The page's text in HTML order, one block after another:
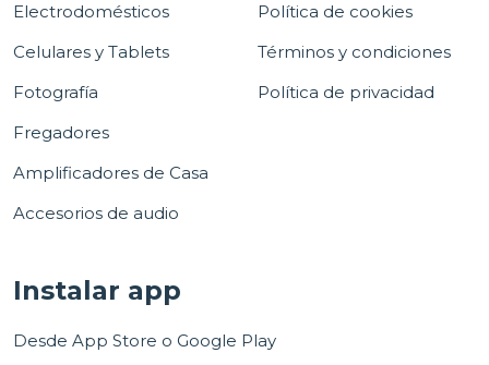
Electrodomésticos
Celulares y Tablets
Fotografía
Fregadores
Amplificadores de Casa
Accesorios de audio
Política de cookies
Términos y condiciones
Política de privacidad
Instalar app
Desde App Store o Google Play